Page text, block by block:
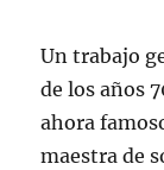
Un trabajo
de los años
ahora
maestra de